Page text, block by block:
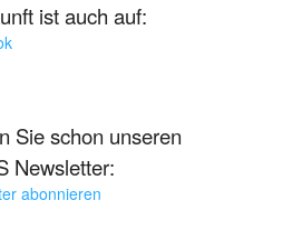
ist auch auf:
Sie schon unseren
Newsletter:
abonnieren